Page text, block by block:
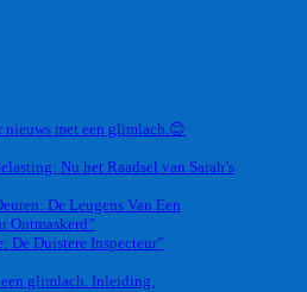
nieuws met een glimlach.😊
Nu het Raadsel van Sarah’s
De Leugens Van Een
Ontmaskerd”
De Duistere Inspecteur”
glimlach. Inleiding.